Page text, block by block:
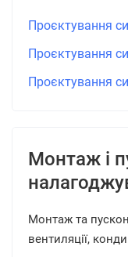
Проєктування
Проєктування
Проєктування
Монтаж і
Монтаж та
вентиляції,